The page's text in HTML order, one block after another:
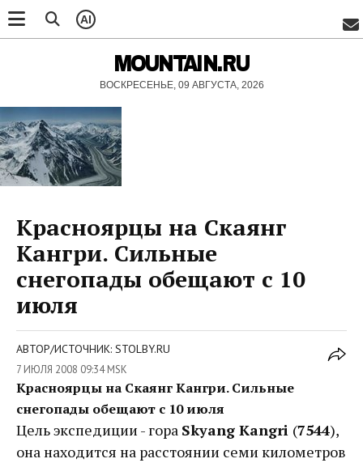
AI
MOUNTAIN.RU
ВОСКРЕСЕНЬЕ, 09 АВГУСТА, 2026
Красноярцы на Скаянг
Кангри. Сильные
снегопады обещают с 10
июля
АВТОР/ИСТОЧНИК: STOLBY.RU
7 ИЮЛЯ 2008 09:34 MSK
Красноярцы на Скаянг Кангри. Сильные
снегопады обещают с 10 июля
Цель экспедиции - гора Skyang Kangri (7544),
она находится на расстоянии семи километров